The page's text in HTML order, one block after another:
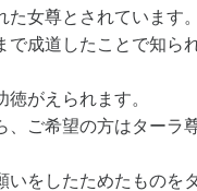
た女尊とされています。
で成道したことで知ら
徳がえられます。
、ご希望の方はターラ
いをしたためたものを